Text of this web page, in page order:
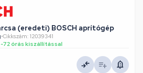
(eredeti) BOSCH aprítógép
•Cikkszám: 12039341
72 órás kiszállítással